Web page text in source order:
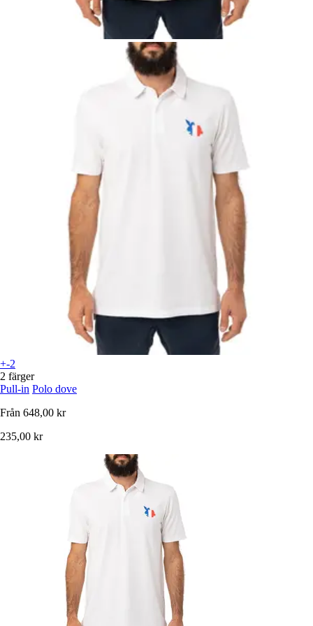
+-2
2 färger
Pull-in Polo dove
Från 648,00 kr
235,00 kr